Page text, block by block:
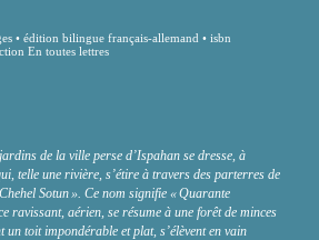
• édition bilingue français-allemand • isbn
En toutes lettres
de la ville perse d’Ispahan se dresse, à
telle une rivière, s’étire à travers des parterres de
Sotun ». Ce nom signifie « Quarante
ravissant, aérien, se résume à une forêt de minces
un toit impondérable et plat, s’élèvent en vain